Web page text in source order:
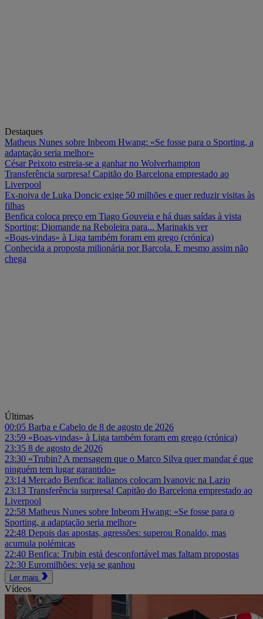
Destaques
Matheus Nunes sobre Inbeom Hwang: «Se fosse para o Sporting, a
adaptação seria melhor»
César Peixoto estreia-se a ganhar no Wolverhampton
Transferência surpresa! Capitão do Barcelona emprestado ao
Liverpool
Ex-noiva de Luka Doncic exige 50 milhões e quer reduzir visitas às
filhas
Benfica coloca preço em Tiago Gouveia e há duas saídas à vista
Sporting: Diomande na Reboleira para... Marinakis ver
«Boas-vindas» à Liga também foram em grego (crónica)
Conhecida a proposta milionária por Barcola. E mesmo assim não
chega
Últimas
00:05 Barba e Cabelo de 8 de agosto de 2026
23:59 «Boas-vindas» à Liga também foram em grego (crónica)
23:35 8 de agosto de 2026
23:30 «Trubin? A mensagem que o Marco Silva quer mandar é que
ninguém tem lugar garantido»
23:14 Mercado Benfica: italianos colocam Ivanovic na Lazio
23:13 Transferência surpresa! Capitão do Barcelona emprestado ao
Liverpool
22:58 Matheus Nunes sobre Inbeom Hwang: «Se fosse para o
Sporting, a adaptação seria melhor»
22:48 Depois das apostas, agressões: superou Ronaldo, mas
acumula polémicas
22:40 Benfica: Trubin está desconfortável mas faltam propostas
22:30 Euromilhões: veja se ganhou
Ler mais
Vídeos